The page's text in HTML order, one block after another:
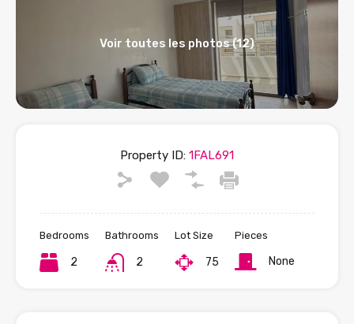
Voir toutes les photos (12)
Property ID: 1FAL691
Bedrooms
2
Bathrooms
2
Lot Size
75
Pieces
None